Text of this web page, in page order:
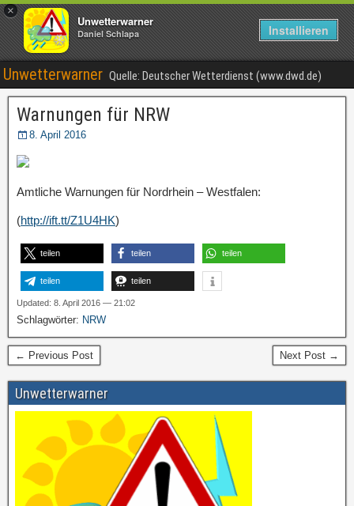
×
Unwetterwarner
Daniel Schlapa Installieren
Unwetterwarner Quelle: Deutscher Wetterdienst (www.dwd.de)
Warnungen für NRW
8. April 2016
Amtliche Warnungen für Nordrhein – Westfalen:
(http://ift.tt/Z1U4HK)
teilen teilen teilen
teilen teilen
Updated: 8. April 2016 — 21:02
Schlagwörter: NRW
← Previous Post Next Post →
Unwetterwarner